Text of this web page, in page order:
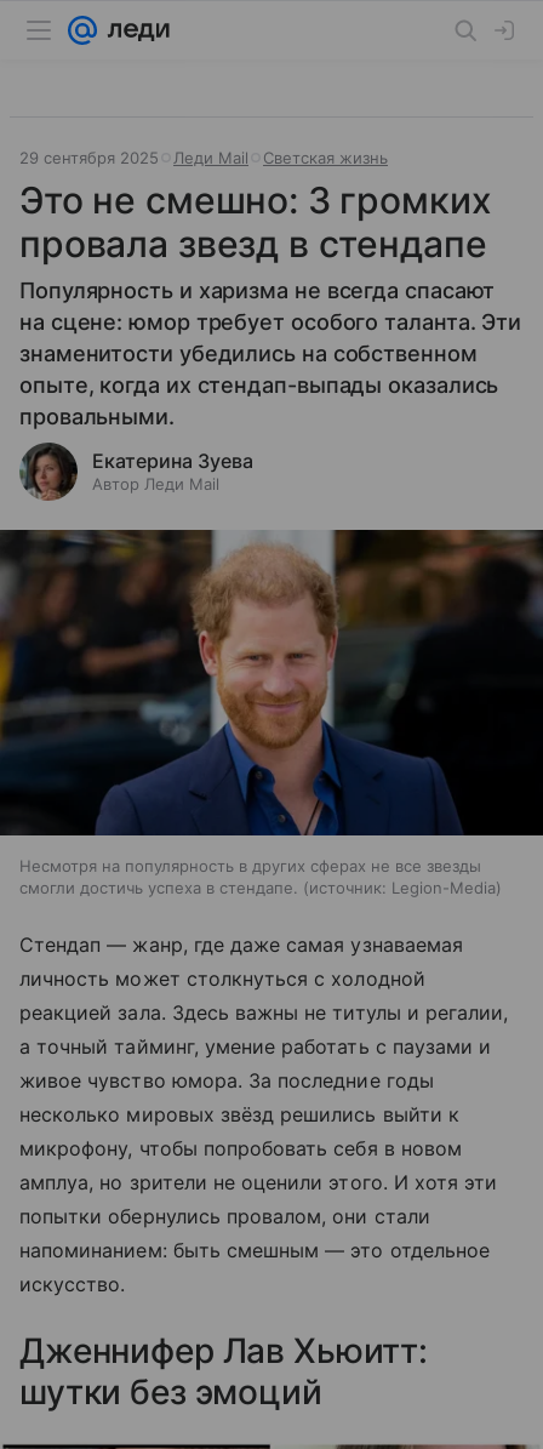
29 сентября 2025 Леди Mail Светская жизнь
Это не смешно: 3 громких
провала звезд в стендапе
Популярность и харизма не всегда спасают
на сцене: юмор требует особого таланта. Эти
знаменитости убедились на собственном
опыте, когда их стендап-выпады оказались
провальными.
Екатерина Зуева
Автор Леди Mail
Несмотря на популярность в других сферах не все звезды
смогли достичь успеха в стендапе.
источник: Legion-Media
Стендап — жанр, где даже самая узнаваемая
личность может столкнуться с холодной
реакцией зала. Здесь важны не титулы и регалии,
а точный тайминг, умение работать с паузами и
живое чувство юмора. За последние годы
несколько мировых звёзд решились выйти к
микрофону, чтобы попробовать себя в новом
амплуа, но зрители не оценили этого. И хотя эти
попытки обернулись провалом, они стали
напоминанием: быть смешным — это отдельное
искусство.
Дженнифер Лав Хьюитт:
шутки без эмоций